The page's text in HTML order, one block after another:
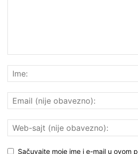
Sačuvajte moje ime i e-mail u ovom